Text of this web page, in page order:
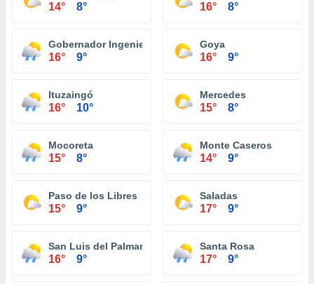
14° 8° 16° 8°
Gobernador Ingeniero Valentin Virasoro
16° 9°
Goya
16° 9°
Ituzaingó
16° 10°
Mercedes
15° 8°
Mocoreta
15° 8°
Monte Caseros
14° 9°
Paso de los Libres
15° 9°
Saladas
17° 9°
San Luis del Palmar
16° 9°
Santa Rosa
17° 9°